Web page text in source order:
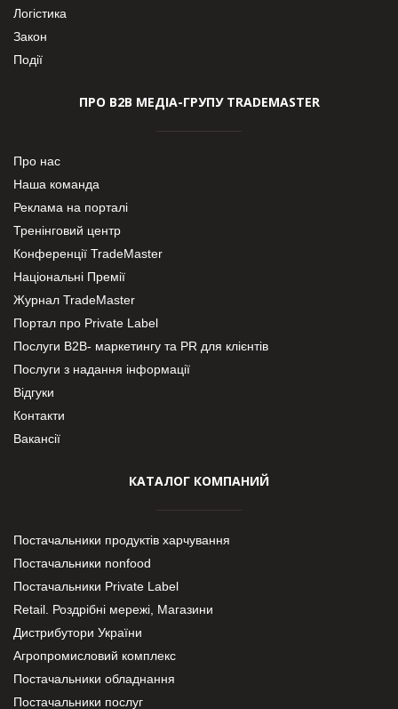
Логістика
Закон
Події
ПРО В2В МЕДІА-ГРУПУ TRADEMASTER
Про нас
Наша команда
Реклама на порталі
Тренінговий центр
Конференції TradeMaster
Національні Премії
Журнал TradeMaster
Портал про Private Label
Послуги В2В- маркетингу та PR для клієнтів
Послуги з надання інформації
Відгуки
Контакти
Вакансії
КАТАЛОГ КОМПАНИЙ
Постачальники продуктів харчування
Постачальники nonfood
Постачальники Private Label
Retail. Роздрібні мережі, Магазини
Дистрибутори України
Агропромисловий комплекс
Постачальники обладнання
Постачальники послуг